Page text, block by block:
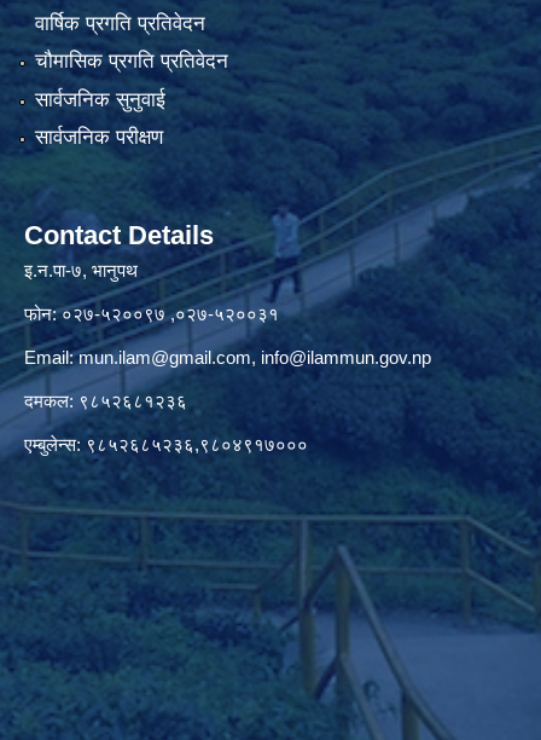
वार्षिक प्रगति प्रतिवेदन
चौमासिक प्रगति प्रतिवेदन
सार्वजनिक सुनुवाई
सार्वजनिक परीक्षण
Contact Details
इ.न.पा-७, भानुपथ
फोन: ०२७-५२००९७ ,०२७-५२००३१
Email:mun.ilam@gmail.com, info@ilammun.gov.np
दमकल: ९८५२६८१२३६
एम्बुलेन्स: ९८५२६८५२३६,९८०४९१७०००